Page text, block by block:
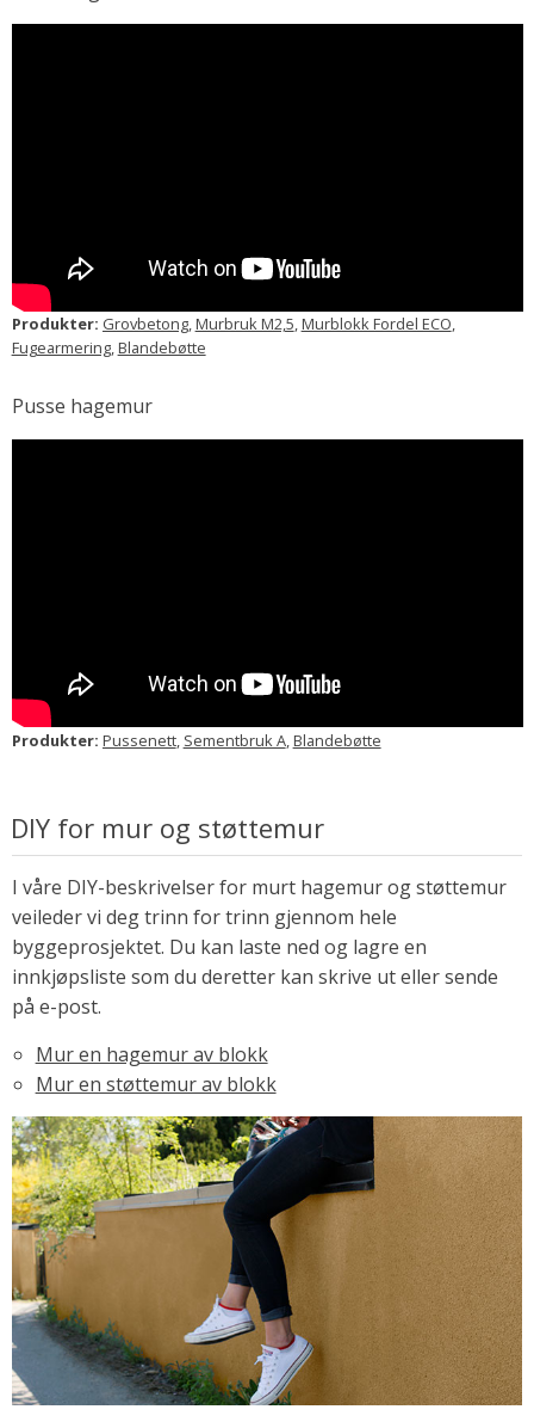
Produkter: Grovbetong,Murbruk M2,5,Murblokk Fordel ECO,
Fugearmering,Blandebøtte
Pusse hagemur
Produkter: Pussenett, Sementbruk A,Blandebøtte
DIY for mur og støttemur
I våre DIY-beskrivelser for murt hagemur og støttemur
veileder vi deg trinn for trinn gjennom hele
byggeprosjektet. Du kan laste ned og lagre en
innkjøpsliste som du deretter kan skrive ut eller sende
på e-post.
Mur en hagemur av blokk
Mur en støttemur av blokk